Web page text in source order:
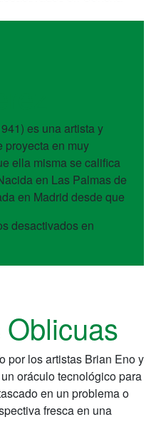
es una artista y
proyecta en muy
ella misma se califica
en Las Palmas de
en Madrid desde que
desactivadosen
por los artistas Brian Eno y
oráculo tecnológico para
en un problema o
fresca en una